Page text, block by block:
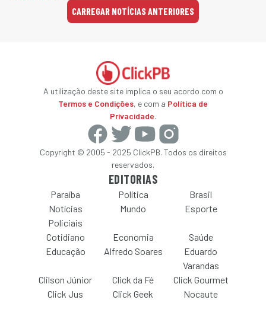
CARREGAR NOTÍCIAS ANTERIORES
A utilização deste site implica o seu acordo com o
Termos e Condições, e com a Política de
Privacidade.
Copyright © 2005 - 2025 ClickPB. Todos os direitos
reservados.
EDITORIAS
Paraíba Política
Brasil
Notícias
Policiais
Mundo Esporte
Cotidiano Economia
Saúde
Educação
Alfredo Soares
Eduardo
Varandas
Clilson Júnior
Click da Fé
Click Gourmet
Click Jus
Click Geek Nocaute